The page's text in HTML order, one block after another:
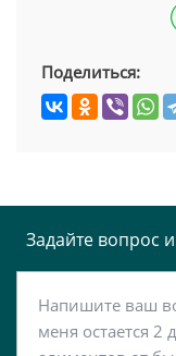
Поделиться:
Задайте вопрос